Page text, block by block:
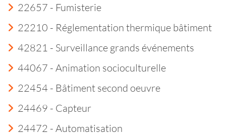
22657 - Fumisterie
22210 - Réglementation thermique bâtiment
42821 - Surveillance grands événements
44067 - Animation socioculturelle
22454 - Bâtiment second oeuvre
24469 - Capteur
24472 - Automatisation